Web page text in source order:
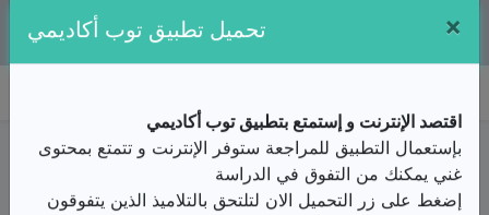
ملخص الدرس / الثالثة ثانوي/تاريخ و جغرافيا/تطور العالم
الثالت 1945م و1989م/المفاهيم، الشخصيات، والأحداث
الملخص
تحميل تطبيق توب أكاديمي ×
اقتصد الإنترنت و إستمتع بتطبيق توب أكاديمي
بإستعمال التطبيق للمراجعة ستوفر الإنترنت و تتمتع بمحتوى
غني يمكنك من التفوق في الدراسة